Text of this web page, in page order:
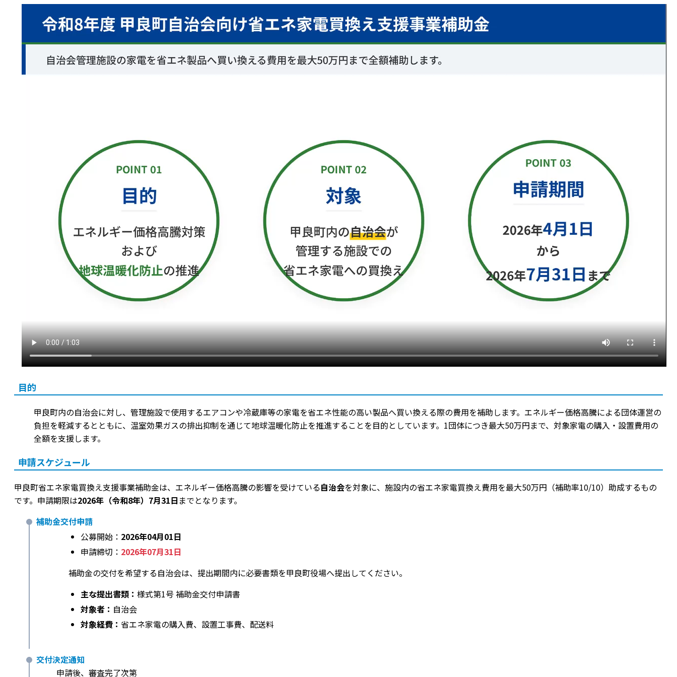
目的
甲良町内の自治会に対し、管理施設で使用するエアコンや冷蔵庫等の家電を省エネ性能の高い製品へ買い換える際の費用を補助します。エネルギー価格高騰による団体運営の
負担を軽減するとともに、温室効果ガスの排出抑制を通じて地球温暖化防止を推進することを目的としています。1団体につき最大50万円まで、対象家電の購入・設置費用の
全額を支援します。
申請スケジュール
甲良町省エネ家電買換え支援事業補助金は、エネルギー価格高騰の影響を受けている自治会を対象に、施設内の省エネ家電買換え費用を最大50万円（補助率10/10）助成するもの
です。申請期限は2026年（令和8年）7月31日 までとなります。
補助金交付申請
公募開始： 2026年04月01日
申請締切： 2026年07月31日
補助金の交付を希望する自治会は、提出期間内に必要書類を甲良町役場へ提出してください。
主な提出書類： 様式第1号 補助金交付申請書
対象者： 自治会
対象経費： 省エネ家電の購入費、設置工事費、配送料
交付決定通知
申請後、審査完了次第